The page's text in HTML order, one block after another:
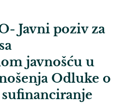
Javni poziv za
javnošću u
Odluke o